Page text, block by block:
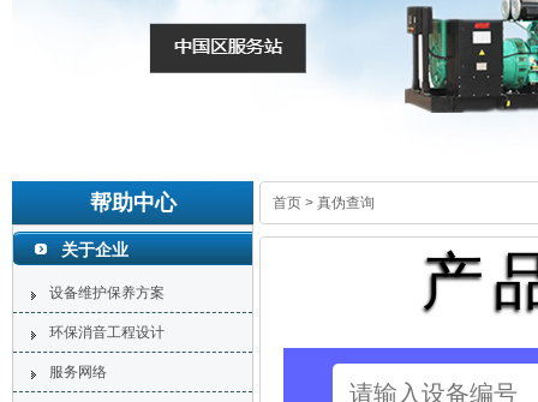
帮助中心
关于企业
设备维护保养方案
环保消音工程设计
服务网络
首页 > 真伪查询
产